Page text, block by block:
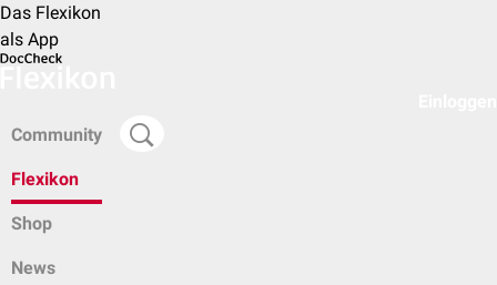
Das Flexikon
als App
Community
Flexikon
Shop
News